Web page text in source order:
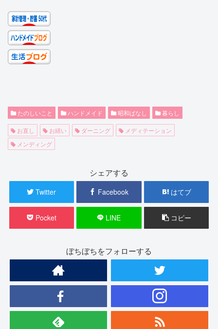
たのしいこと ハンドメイド 昭和ばなし 暮らし
お直し お繕い ダーニング
メディテーション
メンディング
シェアする
Twitter Facebook はてブ
Pocket LINE コピー
ぼちぼちをフォローする